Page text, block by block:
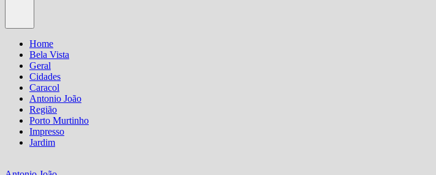
Home
Bela Vista
Geral
Cidades
Caracol
Antonio João
Região
Porto Murtinho
Impresso
Jardim